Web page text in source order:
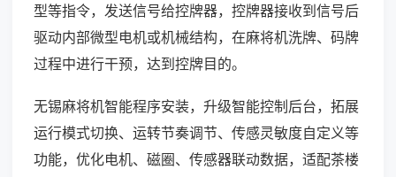
型等指令，发送信号给控牌器，控牌器接收到信号后
驱动内部微型电机或机械结构，在麻将机洗牌、码牌
过程中进行干预，达到控牌目的。
无锡麻将机智能程序安装，升级智能控制后台，拓展
运行模式切换、运转节奏调节、传感灵敏度自定义等
功能，优化电机、磁圈、传感器联动数据，适配茶楼